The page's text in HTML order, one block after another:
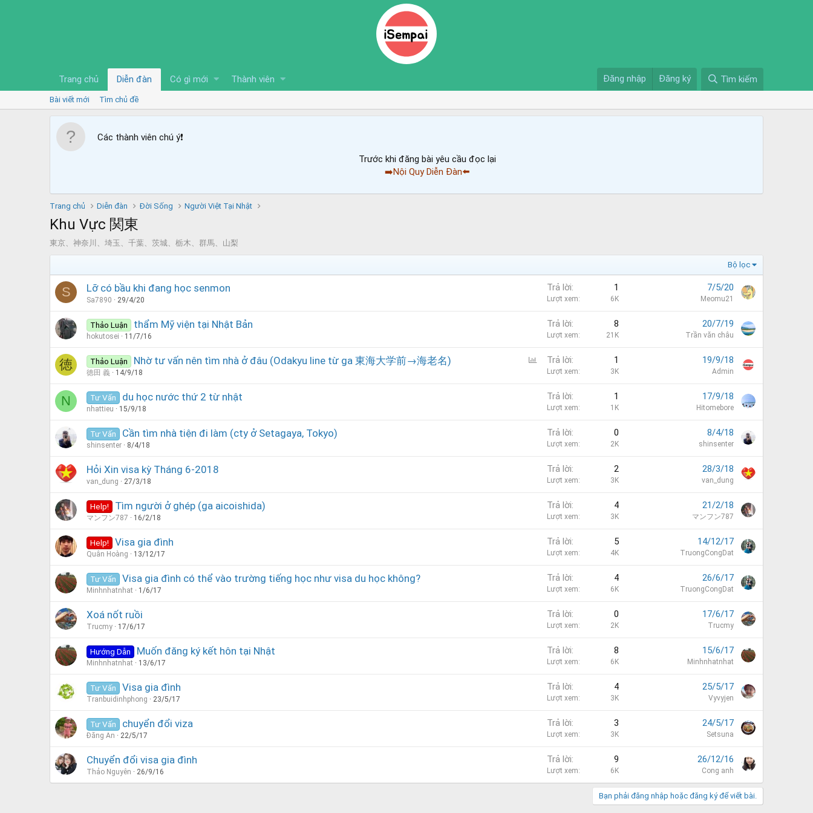
Trang chủ Diễn đàn Có gì mới Thành viên Đăng nhập Đăng ký Tìm kiếm
Bài viết mới Tìm chủ đề
Các thành viên chú ý❗️
Trước khi đăng bài yêu cầu đọc lại
➡️Nội Quy Diễn Đàn⬅️
Trang chủ Diễn đàn Đời Sống Người Việt Tại Nhật
Khu Vực 関東
東京、神奈川、埼玉、千葉、茨城、栃木、群馬、山梨
Bộ lọc
S Lỡ có bầu khi đang học senmon
Sa7890 29/4/20
Trả lời 1
Lượt xem 6K
7/5/20
Meomu21
Thảo Luận thẩm Mỹ viện tại Nhật Bản
hokutosei 11/7/16
Trả lời 8
Lượt xem 21K
20/7/19
Trần văn châu
徳 Thảo Luận Nhờ tư vấn nên tìm nhà ở đâu (Odakyu line từ ga 東海大学前→海老名)
徳田 義 14/9/18
Trả lời 1
Lượt xem 3K
19/9/18
Admin
N Tư Vấn du học nước thứ 2 từ nhật
nhattieu 15/9/18
Trả lời 1
Lượt xem 1K
17/9/18
Hitomebore
Tư Vấn Cần tìm nhà tiện đi làm (cty ở Setagaya, Tokyo)
shinsenter 8/4/18
Trả lời 0
Lượt xem 2K
8/4/18
shinsenter
Hỏi Xin visa kỳ Tháng 6-2018
van_dung 27/3/18
Trả lời 2
Lượt xem 3K
28/3/18
van_dung
Help! Tìm người ở ghép (ga aicoishida)
マンフン787 16/2/18
Trả lời 4
Lượt xem 3K
21/2/18
マンフン787
Help! Visa gia đình
Quân Hoàng 13/12/17
Trả lời 5
Lượt xem 4K
14/12/17
TruongCongDat
Tư Vấn Visa gia đình có thể vào trường tiếng học như visa du học không?
Minhnhatnhat 1/6/17
Trả lời 4
Lượt xem 6K
26/6/17
TruongCongDat
Xoá nốt ruồi
Trucmy 17/6/17
Trả lời 0
Lượt xem 2K
17/6/17
Trucmy
Hướng Dẫn Muốn đăng ký kết hôn tại Nhật
Minhnhatnhat 13/6/17
Trả lời 8
Lượt xem 6K
15/6/17
Minhnhatnhat
Tư Vấn Visa gia đình
Tranbuidinhphong 23/5/17
Trả lời 4
Lượt xem 3K
25/5/17
Vyvyjen
Tư Vấn chuyển đổi viza
Đăng An 22/5/17
Trả lời 3
Lượt xem 3K
24/5/17
Setsuna
Chuyển đổi visa gia đình
Thảo Nguyên 26/9/16
Trả lời 9
Lượt xem 6K
26/12/16
Cong anh
Bạn phải đăng nhập hoặc đăng ký để viết bài.